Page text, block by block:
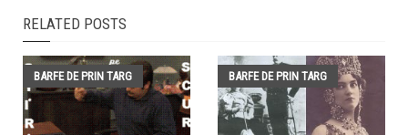
RELATED POSTS
BARFE DE PRIN TARG BARFE DE PRIN TARG